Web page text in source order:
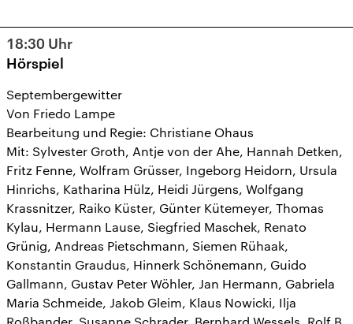
18:30 Uhr
Hörspiel
Septembergewitter
Von Friedo Lampe
Bearbeitung und Regie: Christiane Ohaus
Mit: Sylvester Groth, Antje von der Ahe, Hannah Detken,
Fritz Fenne, Wolfram Grüsser, Ingeborg Heidorn, Ursula
Hinrichs, Katharina Hülz, Heidi Jürgens, Wolfgang
Krassnitzer, Raiko Küster, Günter Kütemeyer, Thomas
Kylau, Hermann Lause, Siegfried Maschek, Renato
Grünig, Andreas Pietschmann, Siemen Rühaak,
Konstantin Graudus, Hinnerk Schönemann, Guido
Gallmann, Gustav Peter Wöhler, Jan Hermann, Gabriela
Maria Schmeide, Jakob Gleim, Klaus Nowicki, Ilja